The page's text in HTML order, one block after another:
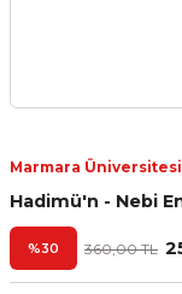
Marmara Üniversitesi
Hadimü'n - Nebi
%30 360,00 TL